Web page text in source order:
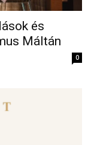
és
Máltán
0